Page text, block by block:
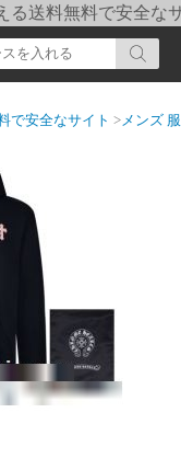
る送料無料で安全な
で安全なサイト >メンズ 服